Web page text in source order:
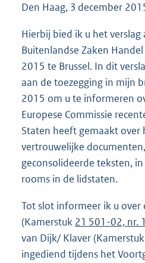
Den Haag, 3 december
Hierbij bied ik u het verslag
Buitenlandse Zaken
2015 te Brussel. In dit
aan de toezegging in mijn
2015 om u te informeren
Europese Commissie
Staten heeft gemaakt over
vertrouwelijke
geconsolideerde teksten,
rooms in de lidstaten.
Tot slot informeer ik u over
(Kamerstuk 21 501-02, nr.
van Dijk/ Klaver (Kamerstuk
ingediend tijdens het